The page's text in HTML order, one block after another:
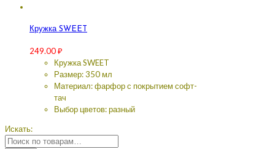
Кружка SWEET
249.00₽
Кружка SWEET
Размер: 350 мл
Материал: фарфор с покрытием софт-
тач
Выбор цветов: разный
Искать: